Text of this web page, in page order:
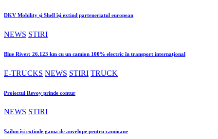
DKV Mobility și Shell își extind parteneriatul european
NEWS STIRI
Blue River: 26.123 km cu un camion 100% electric în transport internațional
E-TRUCKS NEWS STIRI TRUCK
Proiectul Revoy prinde contur
NEWS STIRI
Sailun își extinde gama de anvelope pentru camioane